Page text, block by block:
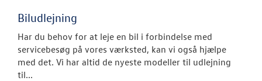
Biludlejning
Har du behov for at leje en bil i forbindelse med
servicebesøg på vores værksted, kan vi også hjælpe
med det. Vi har altid de nyeste modeller til udlejning
til...